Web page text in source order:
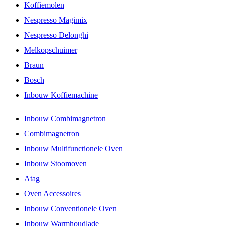
Koffiemolen
Nespresso Magimix
Nespresso Delonghi
Melkopschuimer
Braun
Bosch
Inbouw Koffiemachine
Inbouw Combimagnetron
Combimagnetron
Inbouw Multifunctionele Oven
Inbouw Stoomoven
Atag
Oven Accessoires
Inbouw Conventionele Oven
Inbouw Warmhoudlade